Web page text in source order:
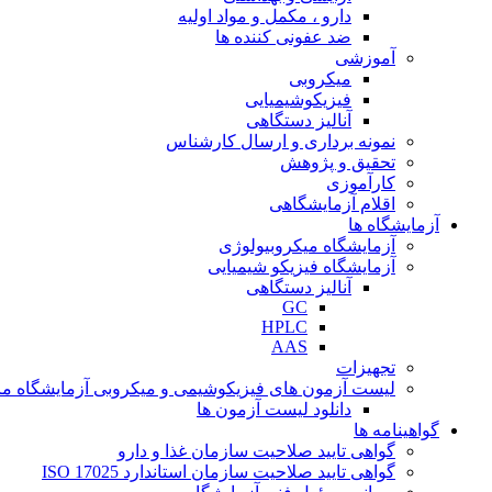
دارو ، مکمل و مواد اولیه
ضد عفونی کننده ها
آموزشی
میکروبی
فیزیکوشیمیایی
آنالیز دستگاهی
نمونه برداری و ارسال کارشناس
تحقیق و پژوهش
کارآموزی
اقلام آزمایشگاهی
آزمایشگاه ها
آزمایشگاه میکروبیولوژی
آزمایشگاه فیزیکو شیمیایی
آنالیز دستگاهی
GC
HPLC
AAS
تجهیزات
لیست آزمون های فیزیکوشیمی و میکروبی آزمایشگاه
دانلود لیست آزمون ها
گواهینامه ها
گواهی تایید صلاحیت سازمان غذا و دارو
گواهی تایید صلاحیت سازمان استاندارد ISO 17025